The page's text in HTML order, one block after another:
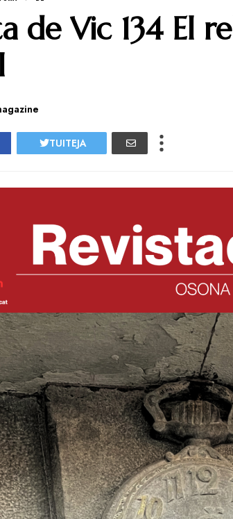
de Vic 134 El
TUITEJA